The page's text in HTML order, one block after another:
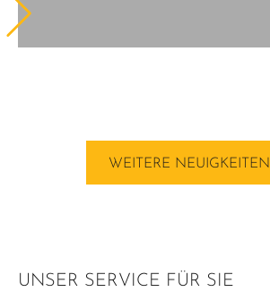
WEITERE NEUIGKEITEN
UNSER SERVICE FÜR SIE